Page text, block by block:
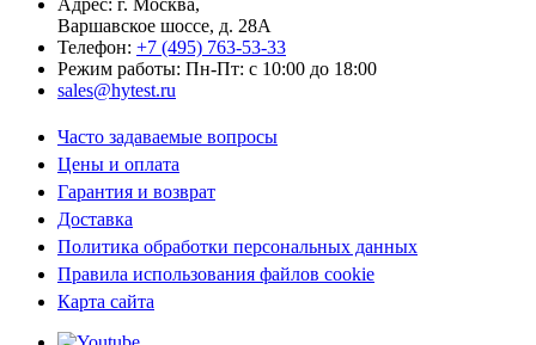
Варшавское шоссе, д. 28А
Телефон: +7 (495) 763-53-33
Режим работы: Пн-Пт: с 10:00 до 18:00
sales@hytest.ru
Часто задаваемые вопросы
Цены и оплата
Гарантия и возврат
Доставка
Политика обработки персональных данных
Правила использования файлов cookie
Карта сайта